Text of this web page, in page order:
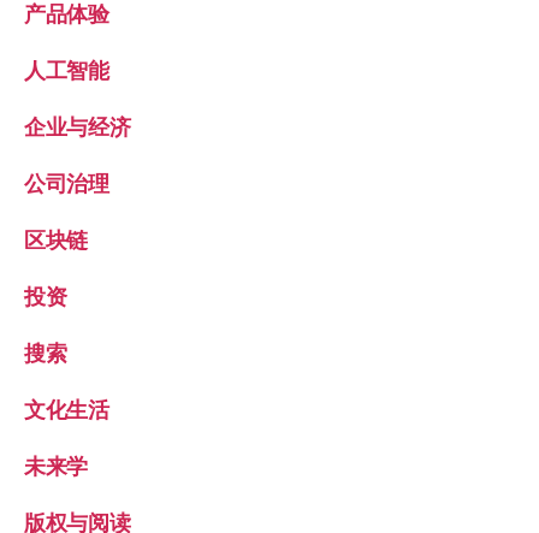
产品体验
人工智能
企业与经济
公司治理
区块链
投资
搜索
文化生活
未来学
版权与阅读